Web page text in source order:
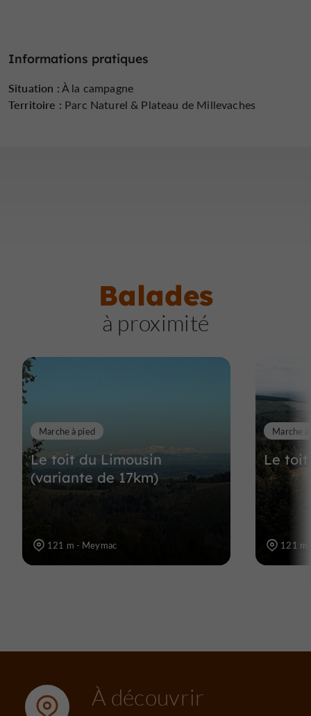
Informations pratiques
Situation :À la campagne
Territoire : Parc Naturel & Plateau de Millevaches
Balades
à proximité
Le toit du Limousin
(variante de 17km)
Marche à pied
121 m - Meymac
Le
Marche
121 m
À découvrir